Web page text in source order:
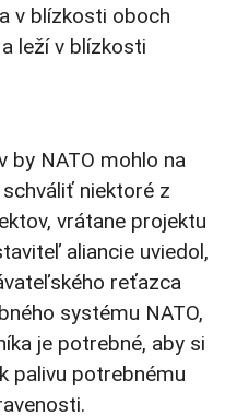
v blízkosti oboch
leží v blízkosti
by NATO mohlo na
niektoré z
vrátane projektu
aliancie uviedol,
reťazca
systému NATO,
je potrebné, aby si
palivu potrebnému